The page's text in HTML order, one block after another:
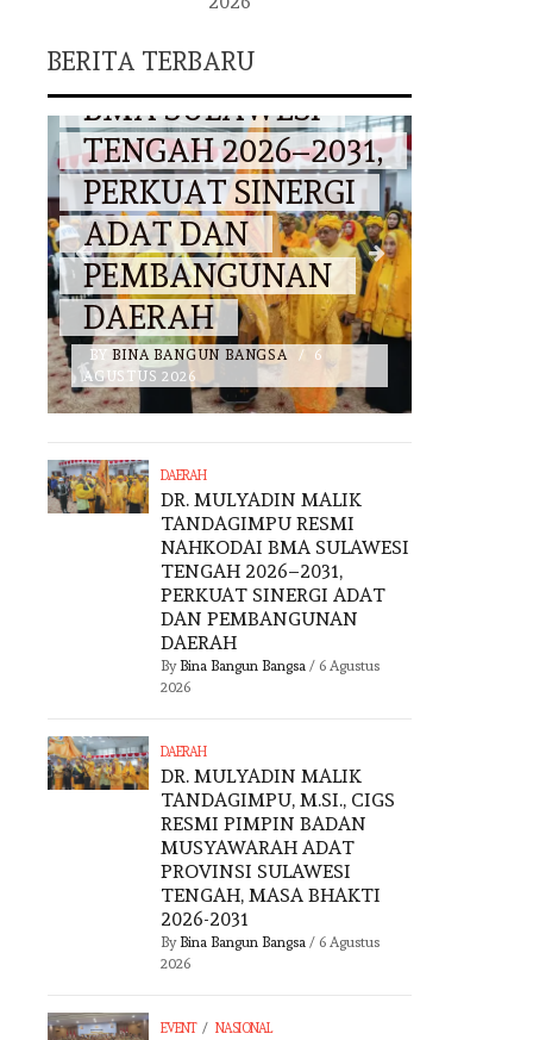
BERITA TERBARU
SINERGI
/
6
CIGS RESMI PIMPIN
BADAN
MUSYAWARAH
ADAT PROVINSI
SULAWESI TENGAH,
MASA BHAKTI 2026-
2031
BY BINA BANGUN BANGSA
DAERAH
DR. MULYADIN MALIK
TANDAGIMPU RESMI
NAHKODAI BMA SULAWESI
TENGAH 2026–2031,
PERKUAT SINERGI ADAT
DAN PEMBANGUNAN
DAERAH
By Bina Bangun Bangsa / 6 Agustus
2026
DAERAH
DR. MULYADIN MALIK
TANDAGIMPU, M.SI., CIGS
RESMI PIMPIN BADAN
MUSYAWARAH ADAT
PROVINSI SULAWESI
TENGAH, MASA BHAKTI
2026-2031
By Bina Bangun Bangsa / 6 Agustus
2026
EVENT / NASIONAL